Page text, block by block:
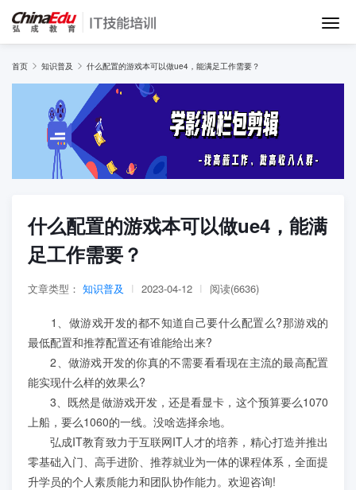
首页
IT培训班
在线网课
教学服务
师资团队
学员案例
人才培养
教育创新产品
首页 知识普及 什么配置的游戏本可以做ue4，能满足工作需要？
什么配置的游戏本可以做ue4，能满
足工作需要？
文章类型： 知识普及 | 2023-04-12 | 阅读(6636)
1、做游戏开发的都不知道自己要什么配置么?那游戏的
最低配置和推荐配置还有谁能给出来?
2、做游戏开发的你真的不需要看看现在主流的最高配置
能实现什么样的效果么?
3、既然是做游戏开发，还是看显卡，这个预算要么1070
上船，要么1060的一线。没啥选择余地。
弘成IT教育致力于互联网IT人才的培养，精心打造并推出
零基础入门、高手进阶、推荐就业为一体的课程体系，全面提
升学员的个人素质能力和团队协作能力。欢迎咨询!